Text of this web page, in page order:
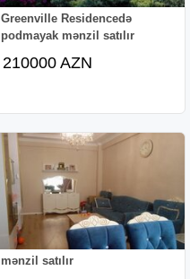
Greenville Residencedə
podmayak mənzil satılır
210000 AZN
mənzil satılır